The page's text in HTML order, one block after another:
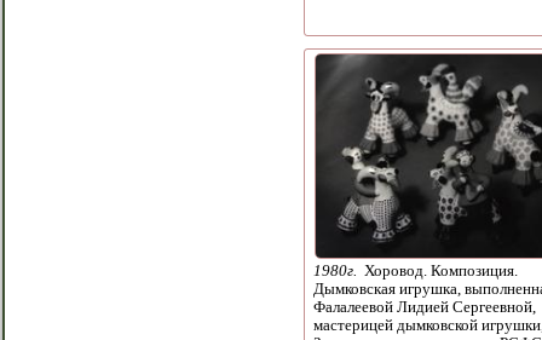
1980г.
Хоровод. Композиция.
Дымковская игрушка,
Фалалеевой Лидией Сергеевной,
мастерицей дымковской